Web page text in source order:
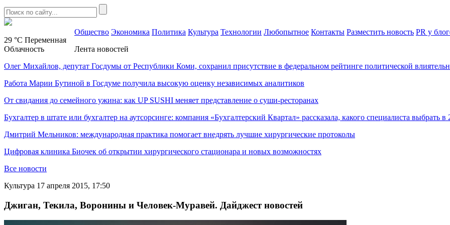
29 °C Переменная
Облачность
Общество Экономика Политика Культура Технологии Любопытное Контакты Разместить новость PR у
Лента новостей
Олег Михайлов, депутат Госдумы от Республики Коми, сохранил присутствие в федеральном рейтинге политической
Работа Марии Бутиной в Госдуме получила высокую оценку независимых аналитиков
От свидания до семейного ужина: как UP SUSHI меняет представление о суши-ресторанах
Бухгалтер в штате или бухгалтер на аутсорсинге: компания «Бухгалтерский Квартал» рассказала, какого специалиста выбрать в
Дмитрий Мельников: международная практика помогает внедрять лучшие хирургические протоколы
Цифровая клиника Биочек об открытии хирургического стационара и новых возможностях
Все новости
Культура 17 апреля 2015, 17:50
Джиган, Текила, Воронины и Человек-Муравей. Дайджест новостей